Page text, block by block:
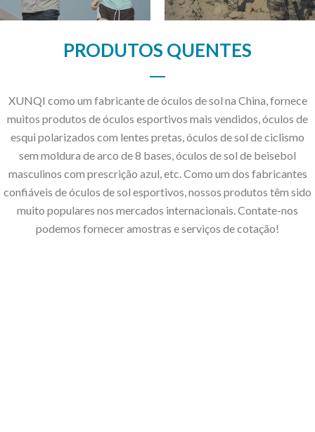
PRODUTOS QUENTES
XUNQI como um fabricante de óculos de sol na China, fornece
muitos produtos de óculos esportivos mais vendidos, óculos de
esqui polarizados com lentes pretas, óculos de sol de ciclismo
sem moldura de arco de 8 bases, óculos de sol de beisebol
masculinos com prescrição azul, etc. Como um dos fabricantes
confiáveis ​​de óculos de sol esportivos, nossos produtos têm sido
muito populares nos mercados internacionais. Contate-nos
podemos fornecer amostras e serviços de cotação!